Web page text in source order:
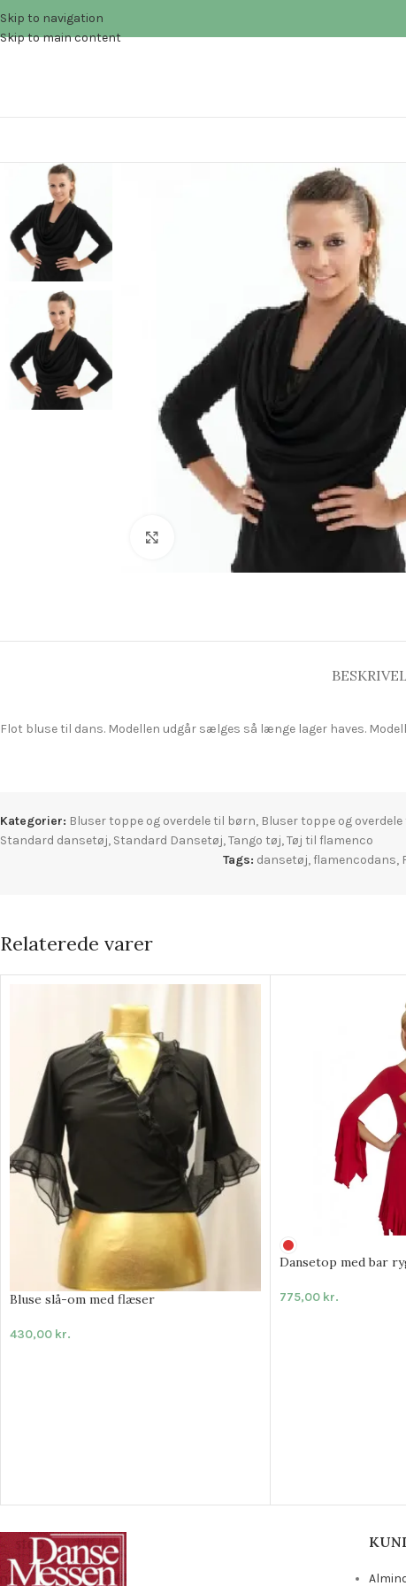
Skip to navigation
Skip to main content
Click to enlarge
Flot bluse til dans. Modellen udgår sælges så længe lager haves.
Kategorier: Bluser toppe og overdele til børn, Bluser toppe og
Standard dansetøj, Standard Dansetøj,Tango tøj,Tøj til flamenco
Tags: dansetøj, flamencodans,
Relaterede varer
Bluse slå-om med flæser
430,00 kr.
Dansetop med bar
775,00 kr.